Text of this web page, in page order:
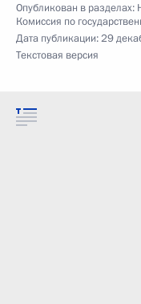
Опубликован в разделах:
Комиссия по
Дата публикации:29
Текстовая версия